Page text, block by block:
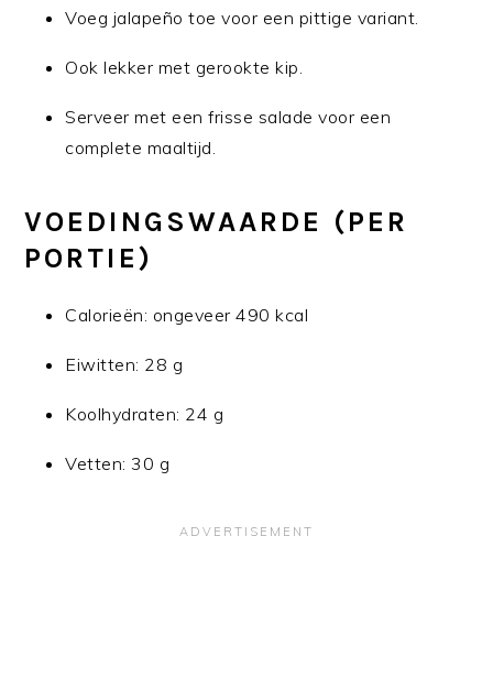
Voeg jalapeño toe voor een pittige variant.
Ook lekker met gerookte kip.
Serveer met een frisse salade voor een
complete maaltijd.
VOEDINGSWAARDE (PER
PORTIE)
Calorieën: ongeveer 490 kcal
Eiwitten: 28 g
Koolhydraten: 24 g
Vetten: 30 g